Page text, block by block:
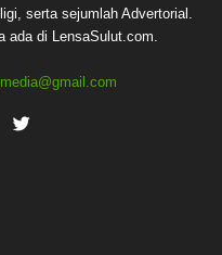
serta sejumlah Advertorial.
ada di LensaSulut.com.